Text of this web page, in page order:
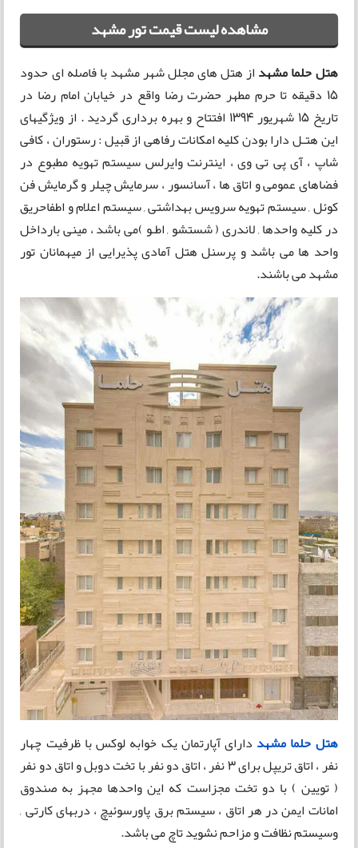
مشاهده لیست قیمت تور مشهد
هتل حلما مشهداز هتل های مجلل شهر مشهد با فاصله ای حدود
15 دقیقه تا حرم مطهر حضرت رضا واقع در خیابان امام رضا در
تاریخ 15 شهریور 1394 افتتاح و بهره برداری گردید . از ویژگیهای
این هتـل دارا بودن کلیه امکانات رفاهی از قبیل : رستوران ، کافی
شاپ ، آی پی تی وی ، اینترنت وایرلس سیستم تهویه مطبوع در
فضاهای عمومی و اتاق ها ، آسانسور ، سرمایش چیلر و گرمایش فن
کوئل , سیستم تهویه سرویس بهداشتی , سیستم اعلام و اطفاحریق
در کلیه واحدها , لاندری ( شستشو , اطـو )می باشد ، مینی بارداخل
واحد ها می باشد و پرسنل هتل آمادی پذیرایی از میهمانان تور
مشهد می باشند.
هتل حلما مشهد دارای آپارتمان یک خوابه لوکس با ظرفیت چهار
نفر ، اتاق تریپل برای 3 نفر ، اتاق دو نفر با تخت دوبل و اتاق دو نفر
( تویین ) با دو تخت مجزاست که این واحدها مجهز به صندوق
امانات ایمن در هر اتاق ، سیستم برق پاورسوئیچ ، دربهای کارتی ,
وسیستم نظافت و مزاحم نشوید تاچ می باشد.